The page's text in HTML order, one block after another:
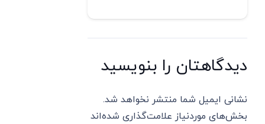
دیدگاهتان را بنویسید
نشانی ایمیل شما منتشر نخواهد شد.
بخش‌های موردنیاز علامت‌گذاری شده‌اند